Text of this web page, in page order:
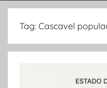
Tag: Cascavel